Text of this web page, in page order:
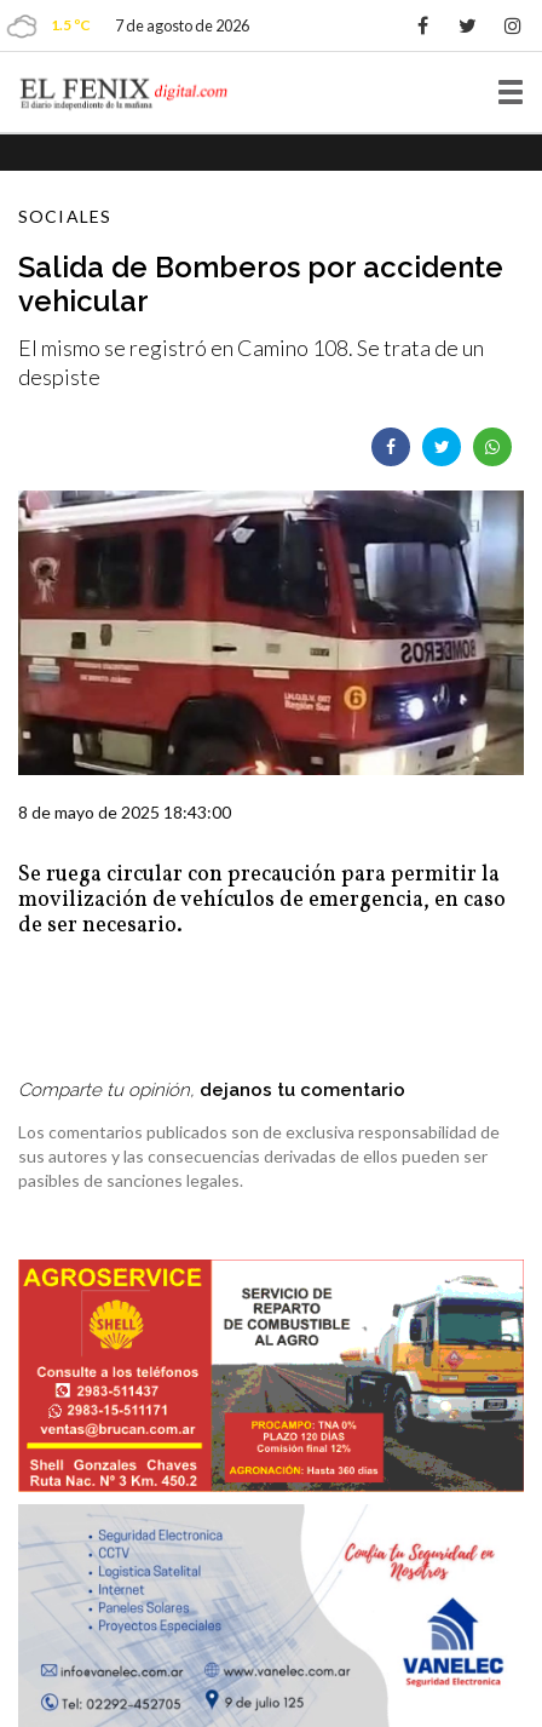
1.5 ºC 7 de agosto de 2026
SOCIALES
Salida de Bomberos por accidente
vehicular
El mismo se registró en Camino 108. Se trata de un
despiste
8 de mayo de 2025 18:43:00
Se ruega circular con precaución para permitir la
movilización de vehículos de emergencia, en caso
de ser necesario.
Comparte tu opinión, dejanos tu comentario
Los comentarios publicados son de exclusiva responsabilidad de
sus autores y las consecuencias derivadas de ellos pueden ser
pasibles de sanciones legales.